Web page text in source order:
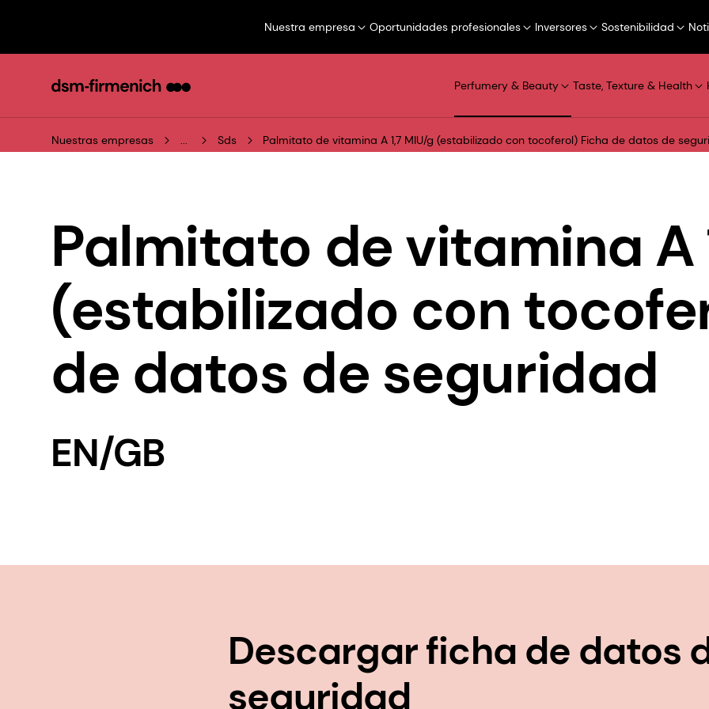
Nuestra empresa Oportunidades profesionales Inversores Sostenibilidad
Perfumery & Beauty Taste, Texture & Health
Nuestras empresas ... Sds Palmitato de vitamina A 1,7 MIU/g (estabilizado con tocoferol) Ficha de datos de
Palmitato de vitamina A
(estabilizado con
de datos de seguridad
EN/GB
Descargar ficha de datos
seguridad